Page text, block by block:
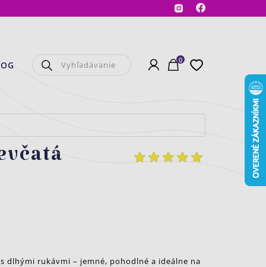
InstagramFacebook
Prihlásenie
Košík
0 Obľúbené
dlhými rukávmi – jemné, pohodlné a ideálne na